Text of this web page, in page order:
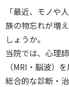
「最近、モノや
族の物忘れが増
しょうか。
当院では、心理
（MRI・脳波）
総合的な診断・